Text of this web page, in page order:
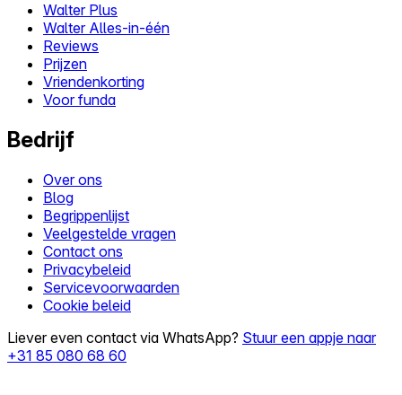
Walter Plus
Walter Alles-in-één
Reviews
Prijzen
Vriendenkorting
Voor funda
Bedrijf
Over ons
Blog
Begrippenlijst
Veelgestelde vragen
Contact ons
Privacybeleid
Servicevoorwaarden
Cookie beleid
Liever even contact via WhatsApp? Stuur een appje naar
+31 85 080 68 60